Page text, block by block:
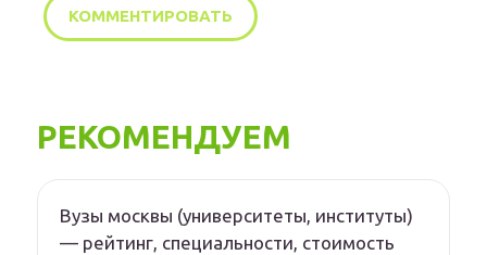
РЕКОМЕНДУЕМ
Вузы москвы (университеты, институты)
— рейтинг, специальности, стоимость